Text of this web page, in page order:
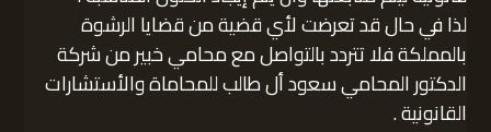
لذا في حال قد تعرضت لأي قضية من قضايا الرشوة
بالمملكة فلا تتردد بالتواصل مع محامي خبير من شركة
الدكتور المحامي سعود أل طالب للمحاماة والأستشارات
القانونية .